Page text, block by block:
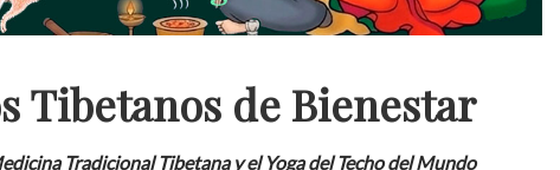
Tibetanos de Bienestar
Tradicional Tibetana y el Yoga del Techo del Mundo